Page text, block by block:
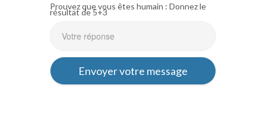
Prouvez que vous êtes humain : Donnez le
résultat de 5+3